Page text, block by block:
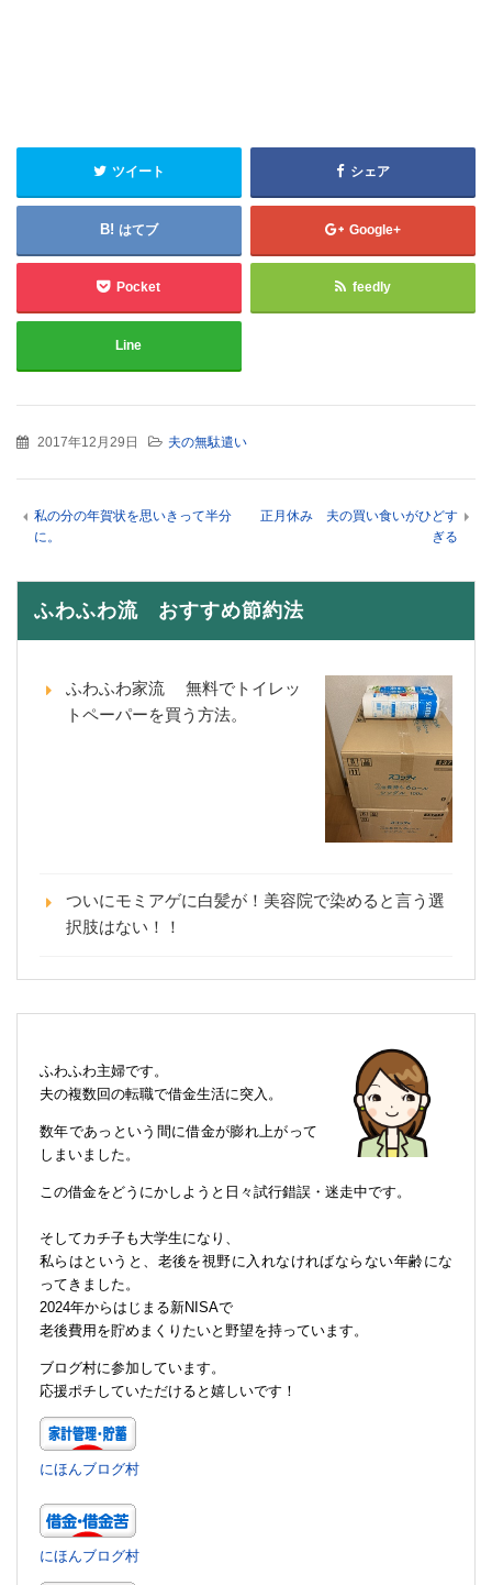
ツイート シェア
はてブ Google+
Pocket feedly
Line
2017年12月29日 夫の無駄遣い
私の分の年賀状を思いきって半分
に。
正月休み 夫の買い食いがひどす
ぎる
ふわふわ流 おすすめ節約法
ふわふわ家流 無料でトイレッ
トペーパーを買う方法。
ついにモミアゲに白髪が！美容院で染めると言う選
択肢はない！！
ふわふわ主婦です。
夫の複数回の転職で借金生活に突入。
数年であっという間に借金が膨れ上がって
しまいました。
この借金をどうにかしようと日々試行錯誤・迷走中です。
そしてカチ子も大学生になり、
私らはというと、老後を視野に入れなければならない年齢にな
ってきました。
2024年からはじまる新NISAで
老後費用を貯めまくりたいと野望を持っています。
ブログ村に参加しています。
応援ポチしていただけると嬉しいです！
にほんブログ村
にほんブログ村